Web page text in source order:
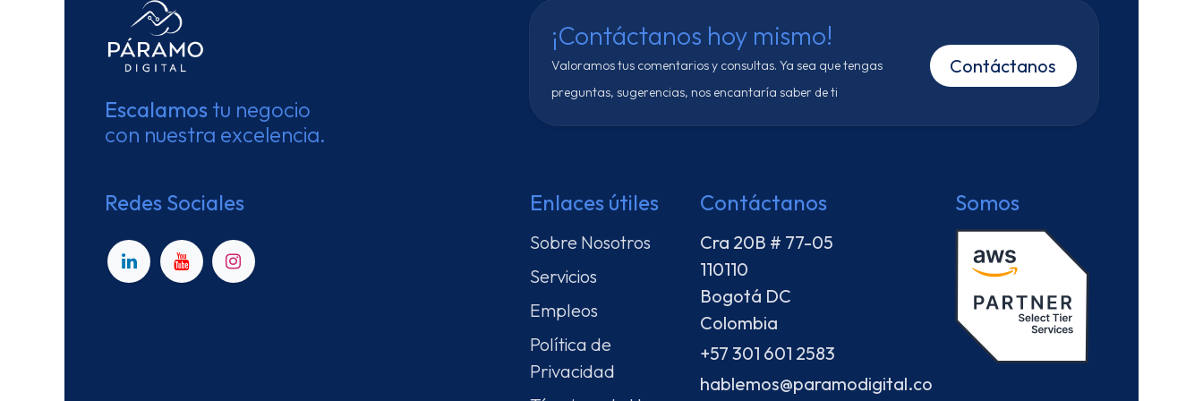
Escalamos tu negocio
con nuestra excelencia.
¡Contáctanos hoy mismo!
Valoramos tus comentarios y consultas. Ya sea que tengas
preguntas, sugerencias, nos encantaría saber de ti
Contáctanos
Redes Sociales Enlaces útiles
Sobre Nosotros
Servicios
Empleos
Política de
Privacidad
Contáctanos
Cra 20B # 77-05
110110
Bogotá DC
Colombia
+57 301 601 2583
hablemos@paramodigital.co
Somos